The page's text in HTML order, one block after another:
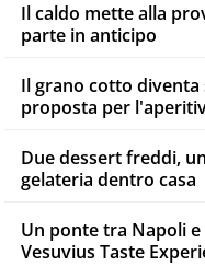
Il caldo mette alla
parte in anticipo
Il grano cotto
proposta per
Due dessert freddi,
gelateria dentro casa
Un ponte tra Napoli
Vesuvius Taste